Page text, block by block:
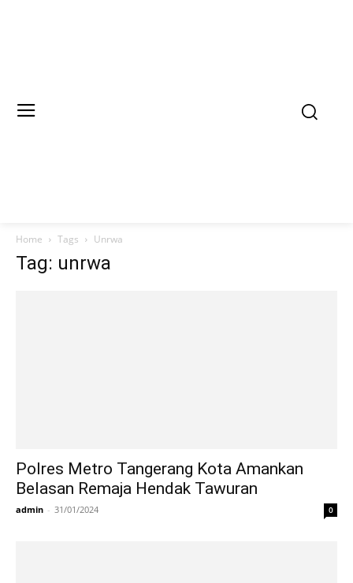
Home Tags Unrwa
Tag: unrwa
Polres Metro Tangerang Kota Amankan
Belasan Remaja Hendak Tawuran
admin - 31/01/2024 0